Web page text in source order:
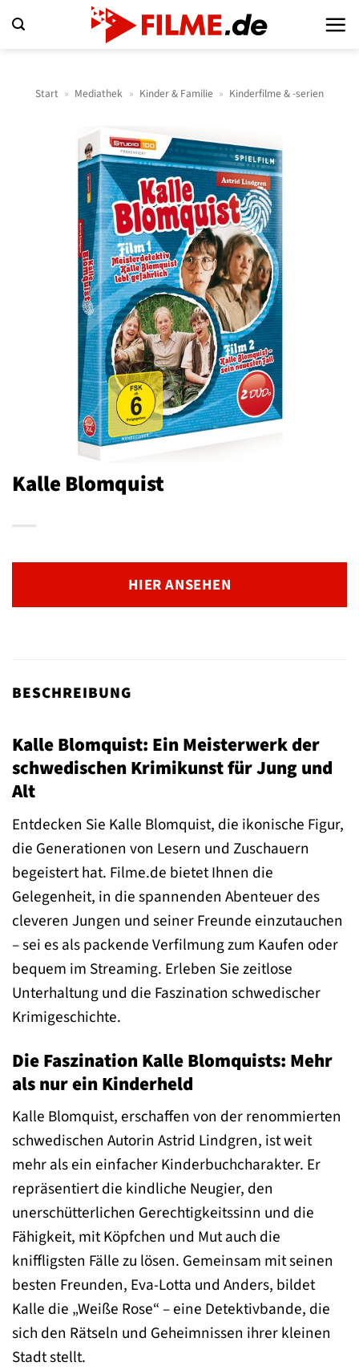
Inhalt
Start » Mediathek » Kinder & Familie » Kinderfilme & -serien
Kalle Blomquist
HIER ANSEHEN
BESCHREIBUNG
Kalle Blomquist: Ein Meisterwerk der
schwedischen Krimikunst für Jung und
Alt
Entdecken Sie Kalle Blomquist, die ikonische Figur,
die Generationen von Lesern und Zuschauern
begeistert hat. Filme.de bietet Ihnen die
Gelegenheit, in die spannenden Abenteuer des
cleveren Jungen und seiner Freunde einzutauchen
– sei es als packende Verfilmung zum Kaufen oder
bequem im Streaming. Erleben Sie zeitlose
Unterhaltung und die Faszination schwedischer
Krimigeschichte.
Die Faszination Kalle Blomquists: Mehr
als nur ein Kinderheld
Kalle Blomquist, erschaffen von der renommierten
schwedischen Autorin Astrid Lindgren, ist weit
mehr als ein einfacher Kinderbuchcharakter. Er
repräsentiert die kindliche Neugier, den
unerschütterlichen Gerechtigkeitssinn und die
Fähigkeit, mit Köpfchen und Mut auch die
kniffligsten Fälle zu lösen. Gemeinsam mit seinen
besten Freunden, Eva-Lotta und Anders, bildet
Kalle die „Weiße Rose“ – eine Detektivbande, die
sich den Rätseln und Geheimnissen ihrer kleinen
Stadt stellt.